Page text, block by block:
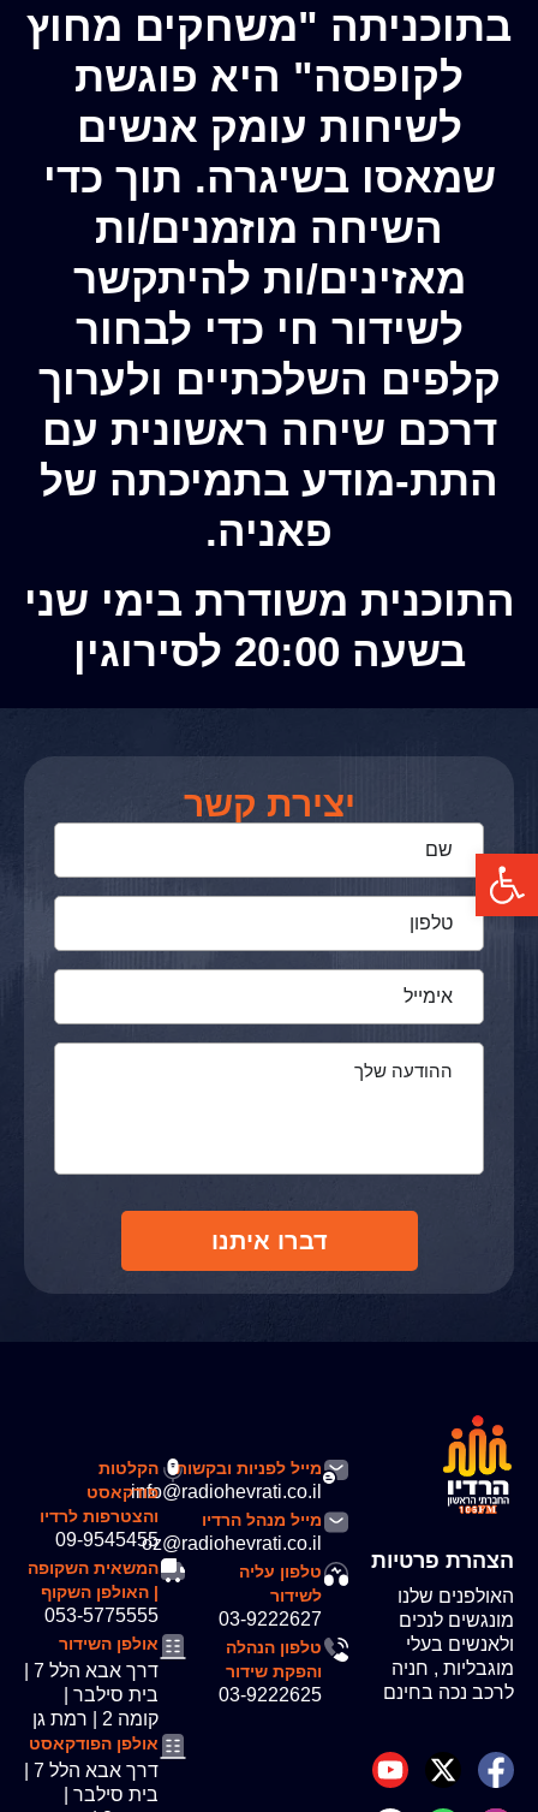
פתח סרגל נגישות
בתוכניתה "משחקים מחוץ
לקופסה" היא פוגשת
לשיחות עומק אנשים
שמאסו בשיגרה. תוך כדי
השיחה מוזמנים/ות
מאזינים/ות להיתקשר
לשידור חי כדי לבחור
קלפים השלכתיים ולערוך
דרכם שיחה ראשונית עם
התת-מודע בתמיכתה של
פאניה.
התוכנית משודרת בימי שני
בשעה 20:00 לסירוגין
יצירת קשר
דברו איתנו
הצהרת פרטיות
האולפנים שלנו
מונגשים לנכים
ולאנשים בעלי
מוגבליות , חניה
לרכב נכה בחינם
info@radiohevrati.co.il
מייל לפניות ובקשות
oz@radiohevrati.co.il
מייל מנהל הרדיו
03-9222627
טלפון עליה
לשידור
03-9222625
טלפון הנהלה
והפקת שידור
09-9545455
הקלטות
פודקאסט
והצטרפות לרדיו
053-5775555
המשאית השקופה
| האולפן השקוף
אולפן השידור
בית סילבר |
קומה 2 | רמת גן
אולפן הפודקאסט
בית סילבר |